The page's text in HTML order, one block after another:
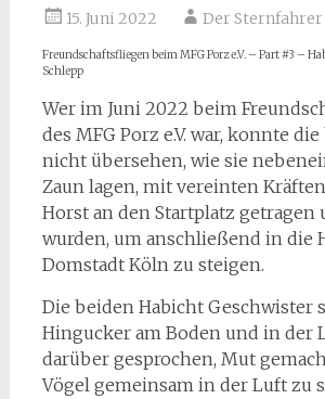
15. Juni 2022 Der Sternfahrer
Freundschaftsfliegen beim MFG Porz e.V. – Part #3 –
Schlepp
Wer im Juni 2022 beim
des MFG Porz e.V. war, konnte
nicht übersehen, wie sie
Zaun lagen, mit vereinten
Horst an den Startplatz getragen
wurden, um anschließend in die
Domstadt Köln zu steigen.
Die beiden Habicht Geschwister
Hingucker am Boden und in der
darüber gesprochen, Mut
Vögel gemeinsam in der Luft zu